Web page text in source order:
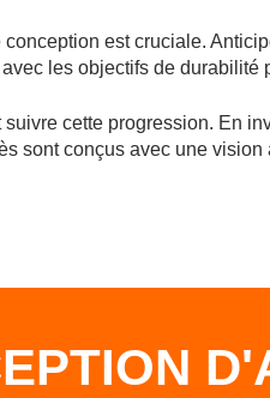
est cruciale.
les objectifs de durabilité
cette progression. En
sont conçus avec une